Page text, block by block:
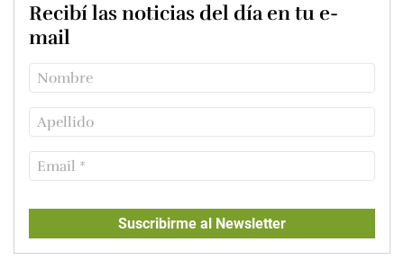
Recibí las noticias del día en tu e-
mail
Suscribirme al Newsletter